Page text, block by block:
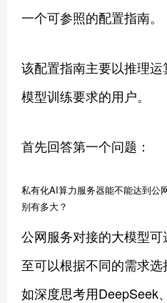
一个可参照的配置指南。
该配置指南主要以推理
模型训练要求的用户。
首先回答第一个问题：
私有化AI算力服务器能不能达到公
别有多大？
公网服务对接的大模型
至可以根据不同的需求
如深度思考用DeepSeek